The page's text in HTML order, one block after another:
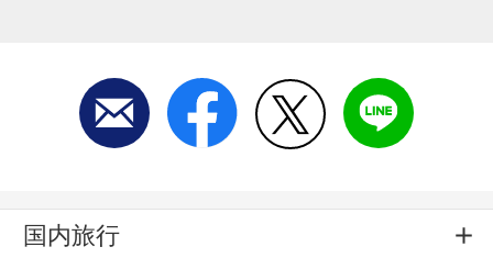
国内旅行